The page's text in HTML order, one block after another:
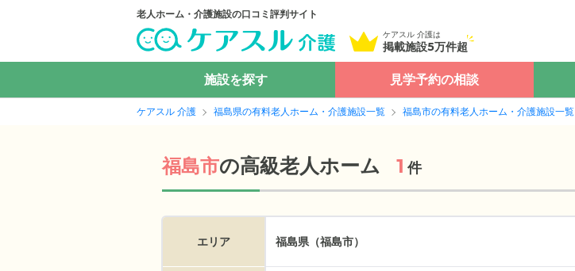
老人ホーム・介護施設の口コミ評判サイト
ケアスル 介護は
掲載施設5万件超
施設を探す 見学予約の相談
ケアスル 介護 福島県の有料老人ホーム・介護施設一覧 福島市の有料老人ホーム・介護施設一覧
福島市の高級老人ホーム 1 件
エリア 福島県（福島市）